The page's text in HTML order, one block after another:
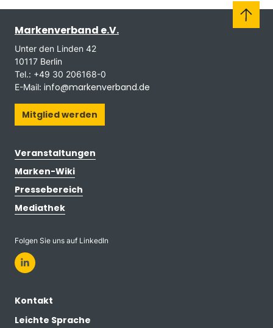
Markenverband e.V.
Unter den Linden 42
10117 Berlin
Tel.: +49 30 206168-0
E-Mail: info@markenverband.de
Mitglied werden
Veranstaltungen
Marken-Wiki
Pressebereich
Mediathek
Folgen Sie uns auf LinkedIn
Kontakt
Leichte Sprache